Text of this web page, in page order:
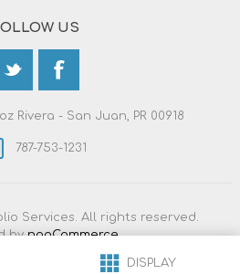
US
Rivera - San Juan, PR 00918
787-753-1231
Services. All rights reserved.
bynopCommerce
Nop-Templates.com
DISPLAY